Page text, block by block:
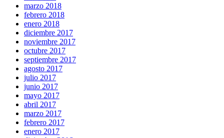
marzo 2018
febrero 2018
enero 2018
diciembre 2017
noviembre 2017
octubre 2017
septiembre 2017
agosto 2017
julio 2017
junio 2017
mayo 2017
abril 2017
marzo 2017
febrero 2017
enero 2017